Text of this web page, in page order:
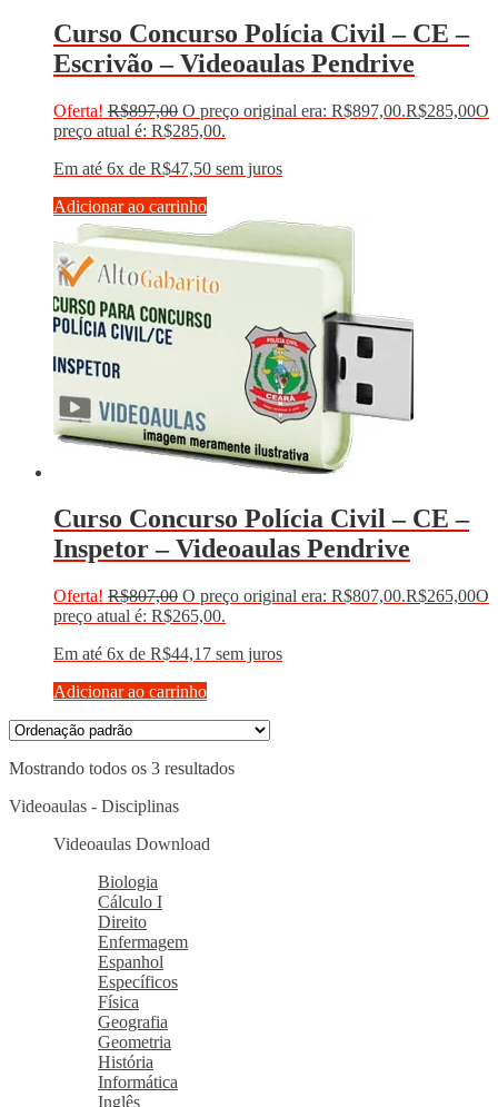
Curso Concurso Polícia Civil – CE –
Escrivão – Videoaulas Pendrive
Oferta! R$897,00 O preço original era: R$897,00.R$285,00O
preço atual é: R$285,00.
Em até 6x de R$47,50 sem juros
Adicionar ao carrinho
Curso Concurso Polícia Civil – CE –
Inspetor – Videoaulas Pendrive
Oferta! R$807,00 O preço original era: R$807,00.R$265,00O
preço atual é: R$265,00.
Em até 6x de R$44,17 sem juros
Adicionar ao carrinho
Mostrando todos os 3 resultados
Videoaulas - Disciplinas
Videoaulas Download
Biologia
Cálculo I
Direito
Enfermagem
Espanhol
Específicos
Física
Geografia
Geometria
História
Informática
Inglês